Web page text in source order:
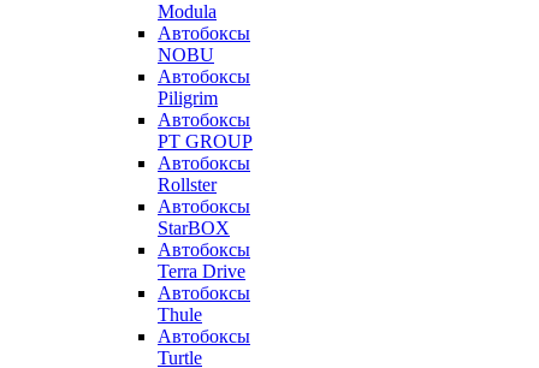
Modula
Автобоксы
NOBU
Автобоксы
Piligrim
Автобоксы
PT GROUP
Автобоксы
Rollster
Автобоксы
StarBOX
Автобоксы
Terra Drive
Автобоксы
Thule
Автобоксы
Turtle